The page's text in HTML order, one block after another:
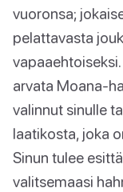
vuoronsa;
pelattavasta
arvata Moana-
valinnut sinulle
laatikosta, joka
Sinun tulee
valitsemaasi